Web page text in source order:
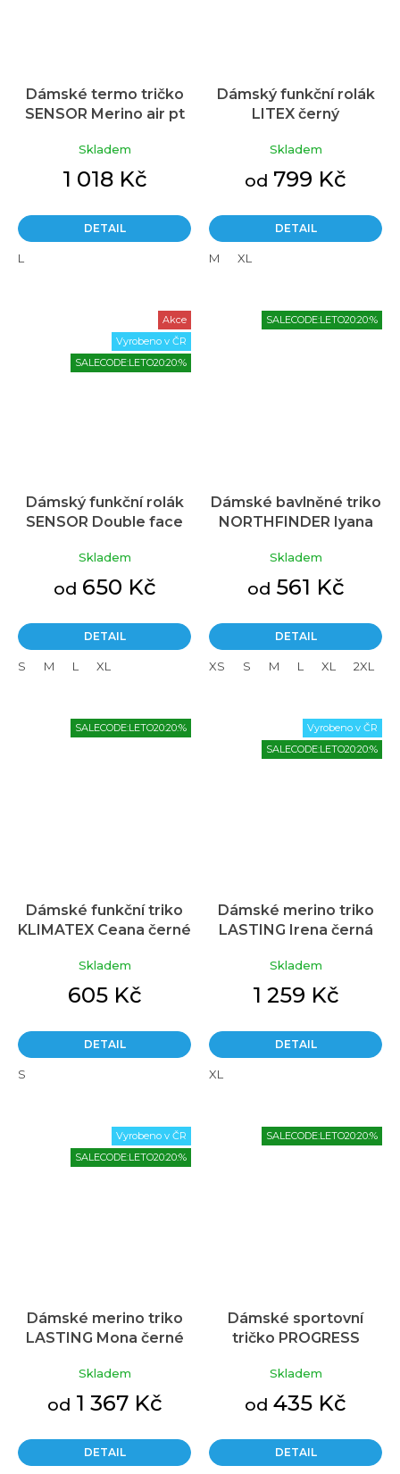
Dámské termo tričko
SENSOR Merino air pt
Skladem
1 018 Kč
DETAIL
L
Dámský funkční rolák
LITEX černý
Skladem
od 799 Kč
DETAIL
M XL
Akce
Vyrobeno v ČR
SALECODE:LETO20:20:%
Dámský funkční rolák
SENSOR Double face
Skladem
od 650 Kč
DETAIL
S M L XL
SALECODE:LETO20:20:%
Dámské bavlněné triko
NORTHFINDER Iyana
Skladem
od 561 Kč
DETAIL
XS S M L XL 2XL
SALECODE:LETO20:20:%
Dámské funkční triko
KLIMATEX Ceana černé
Skladem
605 Kč
DETAIL
S
Vyrobeno v ČR
SALECODE:LETO20:20:%
Dámské merino triko
LASTING Irena černá
Skladem
1 259 Kč
DETAIL
XL
Vyrobeno v ČR
SALECODE:LETO20:20:%
Dámské merino triko
LASTING Mona černé
Skladem
od 1 367 Kč
DETAIL
SALECODE:LETO20:20:%
Dámské sportovní
tričko PROGRESS
Skladem
od 435 Kč
DETAIL